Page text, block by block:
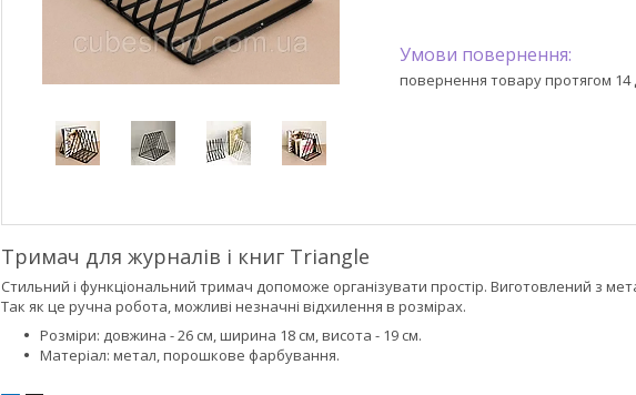
повернення товару протягом 14
Тримач для журналів і книг Triangle
Стильний і функціональний тримач допоможе організувати простір. Виготовлений з
Так як це ручна робота, можливі незначні відхилення в розмірах.
Розміри: довжина - 26 см, ширина 18 см, висота - 19 см.
Матеріал: метал, порошкове фарбування.